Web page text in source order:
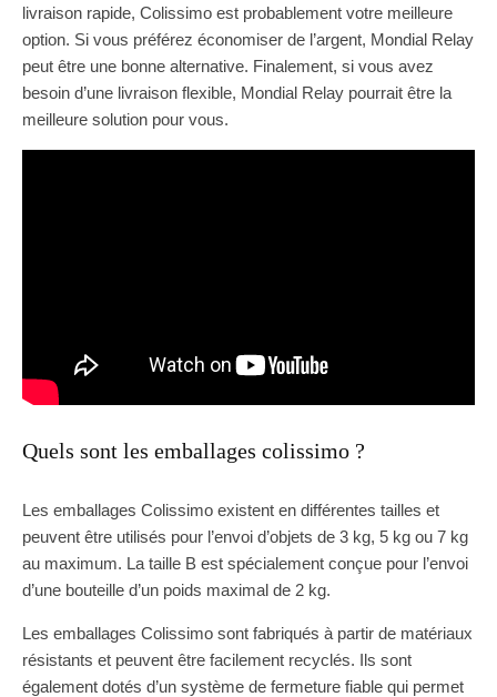
livraison rapide, Colissimo est probablement votre meilleure
option. Si vous préférez économiser de l’argent, Mondial Relay
peut être une bonne alternative. Finalement, si vous avez
besoin d’une livraison flexible, Mondial Relay pourrait être la
meilleure solution pour vous.
Quels sont les emballages colissimo ?
Les emballages Colissimo existent en différentes tailles et
peuvent être utilisés pour l’envoi d’objets de 3 kg, 5 kg ou 7 kg
au maximum. La taille B est spécialement conçue pour l’envoi
d’une bouteille d’un poids maximal de 2 kg.
Les emballages Colissimo sont fabriqués à partir de matériaux
résistants et peuvent être facilement recyclés. Ils sont
également dotés d’un système de fermeture fiable qui permet